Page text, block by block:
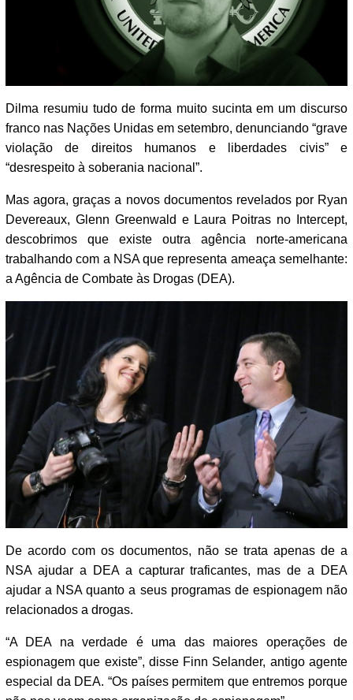
Dilma resumiu tudo de forma muito sucinta em um discurso
franco nas Nações Unidas em setembro, denunciando “grave
violação de direitos humanos e liberdades civis” e
“desrespeito à soberania nacional”.
Mas agora, graças a novos documentos revelados por Ryan
Devereaux, Glenn Greenwald e Laura Poitras no Intercept,
descobrimos que existe outra agência norte-americana
trabalhando com a NSA que representa ameaça semelhante:
a Agência de Combate às Drogas (DEA).
De acordo com os documentos, não se trata apenas de a
NSA ajudar a DEA a capturar traficantes, mas de a DEA
ajudar a NSA quanto a seus programas de espionagem não
relacionados a drogas.
“A DEA na verdade é uma das maiores operações de
espionagem que existe”, disse Finn Selander, antigo agente
especial da DEA. “Os países permitem que entremos porque